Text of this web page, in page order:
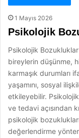
1 Mayıs 2026
Psikolojik
Psikolojik Bozukluklar
bireylerin düşünme,
karmaşık durumları
yaşamını, sosyal
etkileyebilir.
ve tedavi açısından
psikolojik
değerlendirme